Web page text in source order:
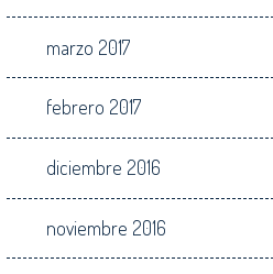
marzo 2017
febrero 2017
diciembre 2016
noviembre 2016